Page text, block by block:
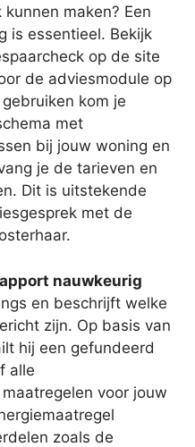
maken? Een
is essentieel. Bekijk
op de site
de adviesmodule op
kom je
met
bij jouw woning en
je de tarieven en
Dit is uitstekende
met de
nauwkeurig
en beschrijft welke
zijn. Op basis van
hij een gefundeerd
alle
voor jouw
zoals de